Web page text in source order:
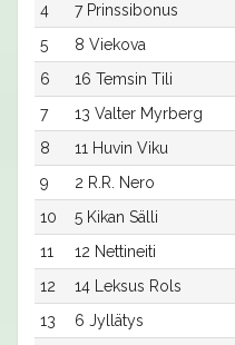
4
7 Prinssibonus
5
8 Viekova
6
16 Temsin Tili
7
13 Valter Myrberg
8
11 Huvin Viku
9
2 R.R. Nero
10
5 Kikan Sälli
11
12 Nettineiti
12
14 Leksus Rols
13
6 Jyllätys